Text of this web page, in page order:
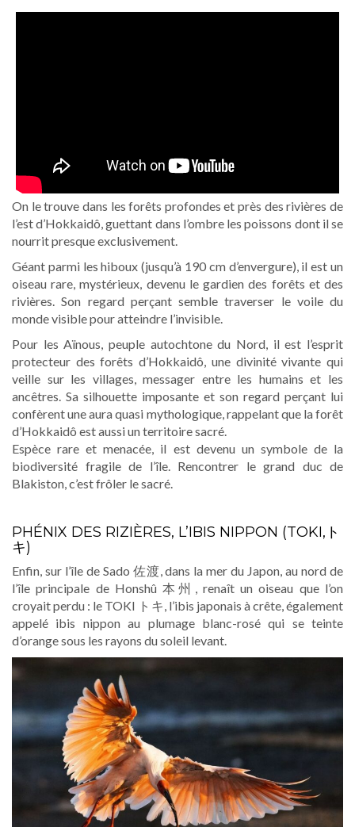
On le trouve dans les forêts profondes et près des rivières de
l’est d’Hokkaidô, guettant dans l’ombre les poissons dont il se
nourrit presque exclusivement.
Géant parmi les hiboux (jusqu’à 190 cm d’envergure), il est un
oiseau rare, mystérieux, devenu le gardien des forêts et des
rivières. Son regard perçant semble traverser le voile du
monde visible pour atteindre l’invisible.
Pour les Aïnous, peuple autochtone du Nord, il est l’esprit
protecteur des forêts d’Hokkaidô, une divinité vivante qui
veille sur les villages, messager entre les humains et les
ancêtres. Sa silhouette imposante et son regard perçant lui
confèrent une aura quasi mythologique, rappelant que la forêt
d’Hokkaidô est aussi un territoire sacré.
Espèce rare et menacée, il est devenu un symbole de la
biodiversité fragile de l’île. Rencontrer le grand duc de
Blakiston, c’est frôler le sacré.
PHÉNIX DES RIZIÈRES, L’IBIS NIPPON (TOKI,ト
キ)
Enfin, sur l’île de Sado 佐渡, dans la mer du Japon, au nord de
l’île principale de Honshû 本州, renaît un oiseau que l’on
croyait perdu : le TOKI トキ, l’ibis japonais à crête, également
appelé ibis nippon au plumage blanc-rosé qui se teinte
d’orange sous les rayons du soleil levant.